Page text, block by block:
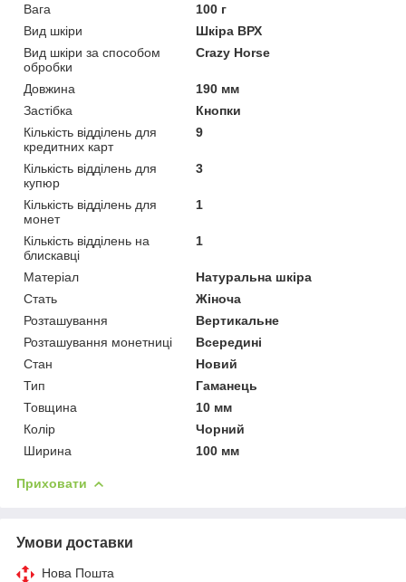
Вага
100 г
Вид шкіри
Шкіра ВРХ
Вид шкіри за способом
обробки
Crazy Horse
Довжина
190 мм
Застібка
Кнопки
Кількість відділень для
кредитних карт
9
Кількість відділень для
купюр
3
Кількість відділень для
монет
1
Кількість відділень на
блискавці
1
Матеріал
Натуральна шкіра
Стать
Жіноча
Розташування
Вертикальне
Розташування монетниці
Всередині
Стан
Новий
Тип
Гаманець
Товщина
10 мм
Колір
Чорний
Ширина
100 мм
Приховати
Умови доставки
Нова Пошта